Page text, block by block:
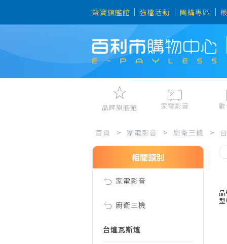
聲寶旗艦館 強檔活動 團購專區
品牌旗艦館 家電影音
電冰箱、冷凍櫃
清淨機、除濕機
筆電、
首頁 > 家電影音 > 廚衛三機 >
相關類別
家電影音
廚衛三機
台爐瓦斯爐